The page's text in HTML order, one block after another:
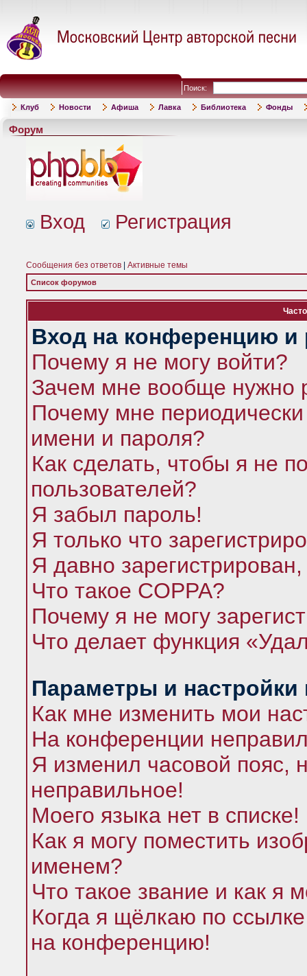
Поиск:
Клуб Новости Афиша Лавка Библиотека Фонды
Форум
Вход Регистрация
Сообщения без ответов Активные темы
Список форумов
Вход на конференцию и
Почему я не могу войти?
Зачем мне вообще нужно
Почему мне
имени и пароля?
Как сделать, чтобы я не
пользователей?
Я забыл пароль!
Я только что
Я давно
Что такое COPPA?
Почему я не могу
Что делает функция
Параметры и настройки
Как мне изменить мои
На конференции
Я изменил часовой пояс,
неправильное!
Моего языка нет в списке!
Как я могу поместить
именем?
Что такое звание и как я
Когда я щёлкаю по
на конференцию!